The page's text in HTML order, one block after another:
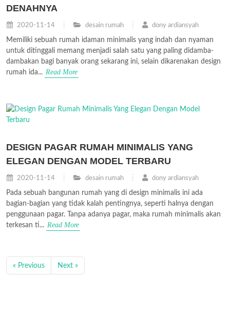
DENAHNYA
2020-11-14 desain rumah dony ardiansyah
Memiliki sebuah rumah idaman minimalis yang indah dan nyaman
untuk ditinggali memang menjadi salah satu yang paling didamba-
dambakan bagi banyak orang sekarang ini, selain dikarenakan design
rumah ida... Read More
DESIGN PAGAR RUMAH MINIMALIS YANG
ELEGAN DENGAN MODEL TERBARU
2020-11-14 desain rumah dony ardiansyah
Pada sebuah bangunan rumah yang di design minimalis ini ada
bagian-bagian yang tidak kalah pentingnya, seperti halnya dengan
penggunaan pagar. Tanpa adanya pagar, maka rumah minimalis akan
terkesan ti... Read More
« Previous Next »